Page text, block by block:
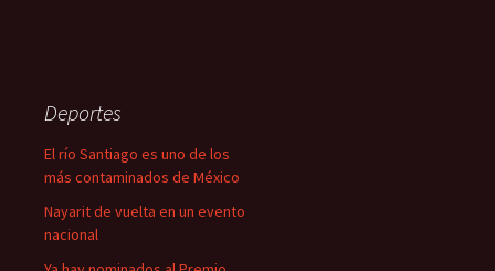
Deportes
El río Santiago es uno de los
más contaminados de México
Nayarit de vuelta en un evento
nacional